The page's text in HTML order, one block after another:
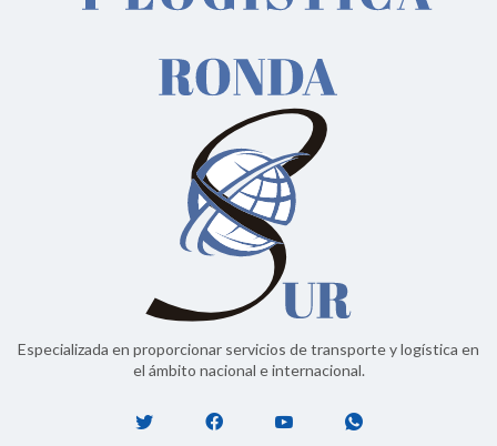
Especializada en proporcionar servicios de transporte y logística en
el ámbito nacional e internacional.